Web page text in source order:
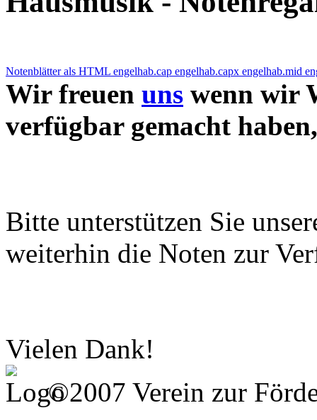
Notenblätter als HTML engelhab.cap engelhab.capx engelhab.mid
Wir freuen uns wenn wir
verfügbar gemacht
Bitte unterstützen Sie
weiterhin die Noten zur
Vielen Dank!
©2007 Verein zur